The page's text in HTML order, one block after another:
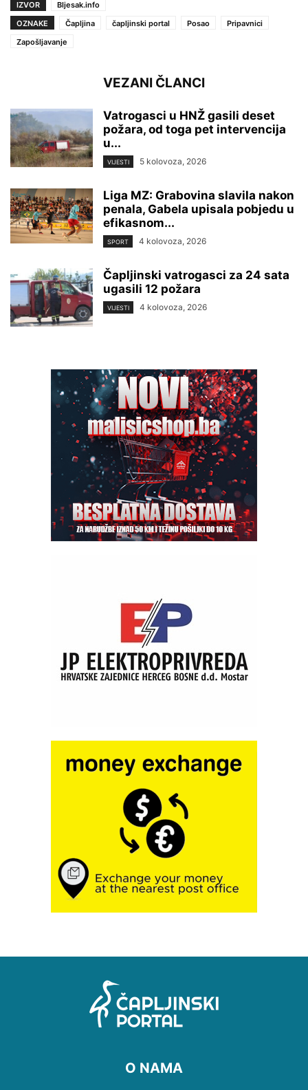
IZVOR
Bljesak.info
OZNAKE
Čapljina čapljinski portal Posao
Pripavnici
Zapošljavanje
VEZANI ČLANCI
Vatrogasci u HNŽ gasili deset
požara, od toga pet intervencija
u...
VIJESTI 5 kolovoza, 2026
Liga MZ: Grabovina slavila nakon
penala, Gabela upisala pobjedu u
efikasnom...
SPORT 4 kolovoza, 2026
Čapljinski vatrogasci za 24 sata
ugasili 12 požara
VIJESTI 4 kolovoza, 2026
O NAMA